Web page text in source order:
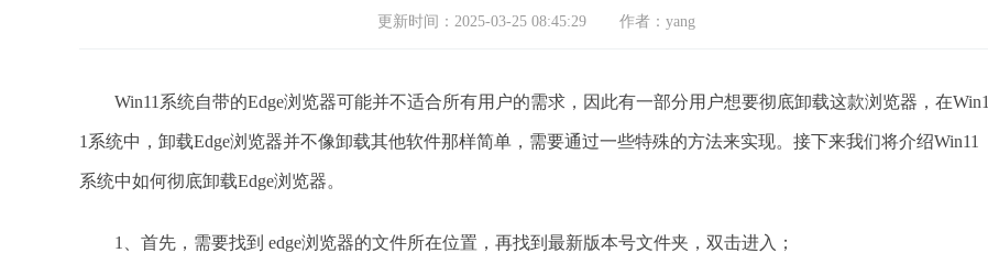
更新时间：2025-03-25 08:45:29 作者：yang
Win11系统自带的Edge浏览器可能并不适合所有用户的需求，因此有一部分用户想要彻底卸载这款浏览器，在Win1
1系统中，卸载Edge浏览器并不像卸载其他软件那样简单，需要通过一些特殊的方法来实现。接下来我们将介绍Win11
系统中如何彻底卸载Edge浏览器。
1、首先，需要找到 edge浏览器的文件所在位置，再找到最新版本号文件夹，双击进入；